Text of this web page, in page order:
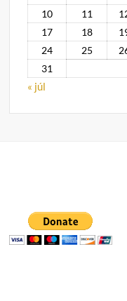
10
11
17
18
24
25
31
« júl